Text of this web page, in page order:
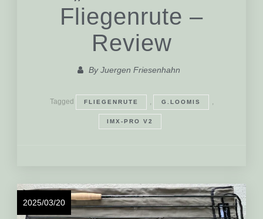
Fliegenrute –
Review
ByJuergen Friesenhahn
Tagged FLIEGENRUTE , G.LOOMIS ,
IMX-PRO V2
2025/03/20